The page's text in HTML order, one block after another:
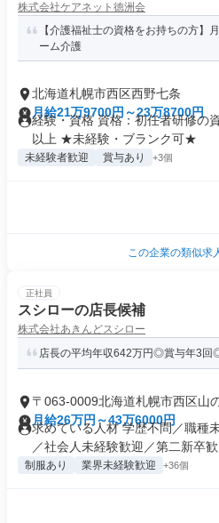
株式会社ケアネット徳洲会
【介護福祉士の資格をお持ちの方】
ーム介護
北海道札幌市西区西野七条
月給21万9700円～23万8700円
経験・資格 資格：初任者研修の
以上 ★未経験・ブランク可★
未経験者歓迎 賞与あり +3個
この企業の類似求
正社員
スシローの店長候補
株式会社あきんどスシロー
店長の平均年収642万円◎賞与年3回
〒063-0009北海道札幌市西区山
月給26万円～43万6000円
求めている人材 学歴不問／職種
／社会人未経験歓迎／第二新卒歓
制服あり 業界未経験歓迎 +36個